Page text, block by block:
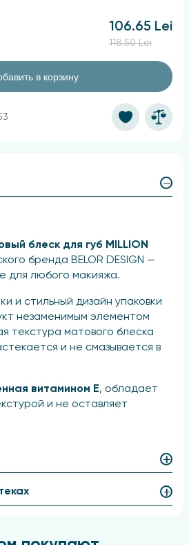
106.65 Lei
118.50 Lei
в корзину
блеск для губ MILLION
бренда BELOR DESIGN —
для любого макияжа.
и стильный дизайн упаковки
незаменимым элементом
текстура матового блеска
и не смазывается в
витамином Е, обладает
и не оставляет
ровное нанесение
создает бархатистый
выглядят увлажненными и